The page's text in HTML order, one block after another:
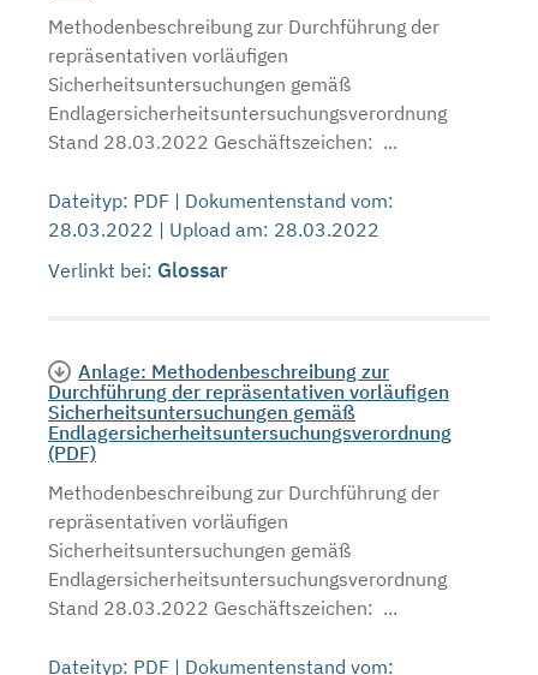
Methodenbeschreibung zur Durchführung der
repräsentativen vorläufigen
Sicherheitsuntersuchungen gemäß
Endlagersicherheitsuntersuchungsverordnung
Stand 28.03.2022 Geschäftszeichen: ...
Dateityp: PDF | Dokumentenstand vom:
28.03.2022 | Upload am: 28.03.2022
Verlinkt bei: Glossar
Anlage: Methodenbeschreibung zur
Durchführung der repräsentativen vorläufigen
Sicherheitsuntersuchungen gemäß
Endlagersicherheitsuntersuchungsverordnung
(PDF)
Methodenbeschreibung zur Durchführung der
repräsentativen vorläufigen
Sicherheitsuntersuchungen gemäß
Endlagersicherheitsuntersuchungsverordnung
Stand 28.03.2022 Geschäftszeichen: ...
Dateityp: PDF | Dokumentenstand vom: